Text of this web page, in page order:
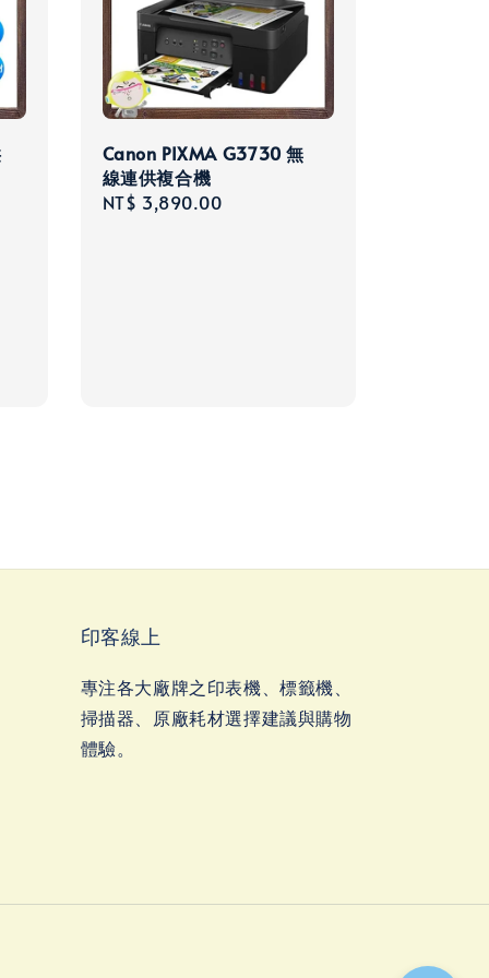
Canon PIXMA G3730 無
線連供複合機
Regular
NT$ 3,890.00
印客線上
專注各大廠牌之印表機、標籤機、
掃描器、原廠耗材選擇建議與購物
體驗。